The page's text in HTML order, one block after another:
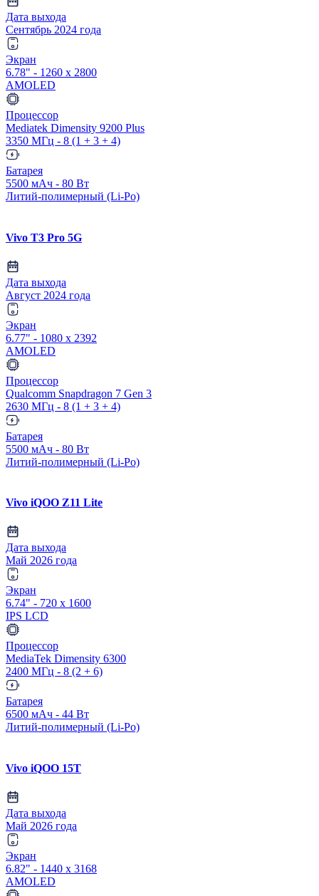
Дата выхода
Сентябрь 2024 года
Экран
6.78" - 1260 x 2800
AMOLED
Процессор
Mediatek Dimensity 9200 Plus
3350 МГц - 8 (1 + 3 + 4)
Батарея
5500 мАч - 80 Вт
Литий-полимерный (Li-Po)
Vivo T3 Pro 5G
Дата выхода
Август 2024 года
Экран
6.77" - 1080 x 2392
AMOLED
Процессор
Qualcomm Snapdragon 7 Gen 3
2630 МГц - 8 (1 + 3 + 4)
Батарея
5500 мАч - 80 Вт
Литий-полимерный (Li-Po)
Vivo iQOO Z11 Lite
Дата выхода
Май 2026 года
Экран
6.74" - 720 x 1600
IPS LCD
Процессор
MediaTek Dimensity 6300
2400 МГц - 8 (2 + 6)
Батарея
6500 мАч - 44 Вт
Литий-полимерный (Li-Po)
Vivo iQOO 15T
Дата выхода
Май 2026 года
Экран
6.82" - 1440 x 3168
AMOLED